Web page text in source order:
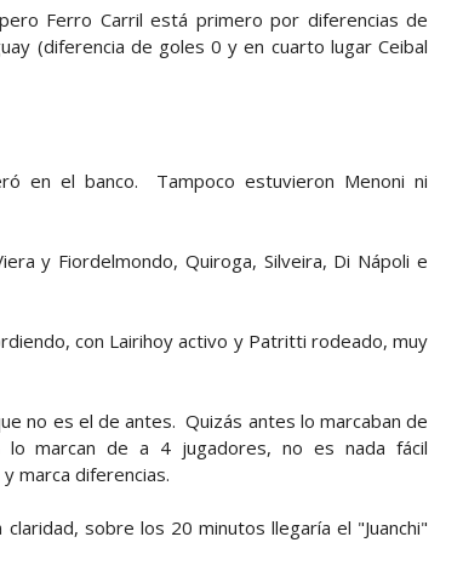
Ferro Carril está primero por diferencias de
(diferencia de goles 0 y en cuarto lugar Ceibal
en el banco. Tampoco estuvieron Menoni ni
y Fiordelmondo, Quiroga, Silveira, Di Nápoli e
con Lairihoy activo y Patritti rodeado, muy
no es el de antes. Quizás antes lo marcaban de
marcan de a 4 jugadores, no es nada fácil
marca diferencias.
sobre los 20 minutos llegaría el "Juanchi"